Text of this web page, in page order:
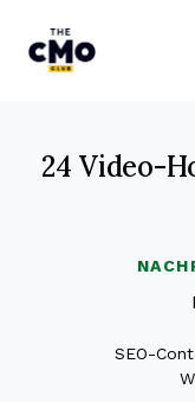
24 Video-
SEO-